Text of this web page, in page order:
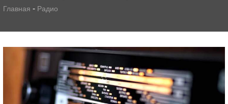
Главная - Радио